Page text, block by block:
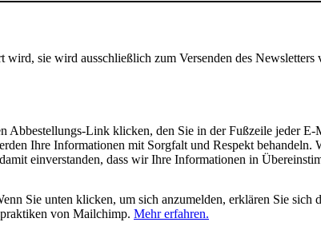
wird, sie wird ausschließlich zum Versenden des
Abbestellungs-Link klicken, den Sie in der Fußzeile jeder
Ihre Informationen mit Sorgfalt und Respekt
einverstanden, dass wir Ihre Informationen in
Sie unten klicken, um sich anzumelden, erklären Sie sich
von Mailchimp. Mehr erfahren.